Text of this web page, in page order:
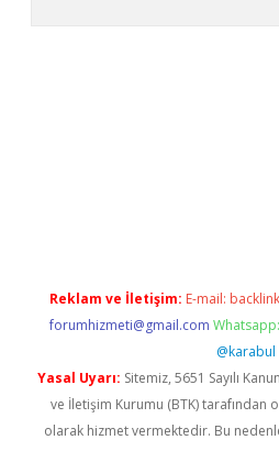
Reklam ve İletişim: E-mail:
forumhizmeti@gmail.com
@karabul
Yasal Uyarı: Sitemiz, 5651 Sayılı
ve İletişim Kurumu (BTK) tarafından
olarak hizmet vermektedir. Bu